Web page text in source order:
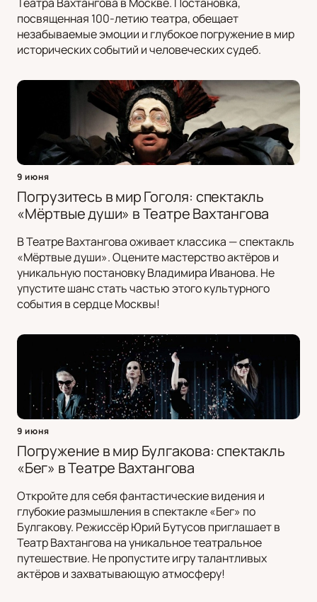
Театра Вахтангова в Москве. Постановка,
посвященная 100-летию театра, обещает
незабываемые эмоции и глубокое погружение в мир
исторических событий и человеческих судеб.
9 июня
Погрузитесь в мир Гоголя: спектакль
«Мёртвые души» в Театре Вахтангова
В Театре Вахтангова оживает классика — спектакль
«Мёртвые души». Оцените мастерство актёров и
уникальную постановку Владимира Иванова. Не
упустите шанс стать частью этого культурного
события в сердце Москвы!
9 июня
Погружение в мир Булгакова: спектакль
«Бег» в Театре Вахтангова
Откройте для себя фантастические видения и
глубокие размышления в спектакле «Бег» по
Булгакову. Режиссёр Юрий Бутусов приглашает в
Театр Вахтангова на уникальное театральное
путешествие. Не пропустите игру талантливых
актёров и захватывающую атмосферу!